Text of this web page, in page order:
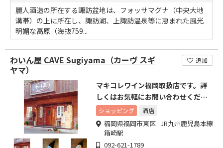
麗人酒造の所在する諏訪盆地は、フォッサマグナ（中央大地
溝帯）の上に所在し、諏訪湖、上諏訪温泉等に恵まれた風光
明媚な高原（海抜759...
わいん屋 CAVE Sugiyama（カーヴ スギ
ヤマ）
追加
マキコレワイン福岡取扱店です。詳
しくはお気軽にお問い合わせくださ
い。
ショッピング 酒店
福岡県福岡市東区 JR九州鹿児島本線
箱崎駅
092-621-1789